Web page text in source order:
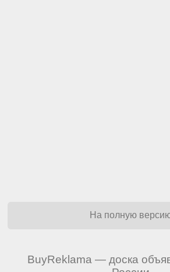
На полную
BuyReklama — доска